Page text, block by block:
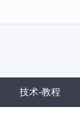
技术-教程